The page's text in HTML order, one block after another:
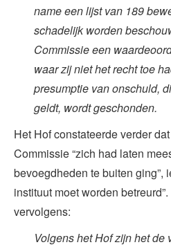
name een lijst van 189
schadelijk worden
Commissie een
waar zij niet het recht toe
presumptie van onschuld,
geldt, wordt geschonden.
Het Hof constateerde verder
Commissie “zich had laten
bevoegdheden te buiten ging”,
instituut moet worden
vervolgens:
Volgens het Hof zijn het de